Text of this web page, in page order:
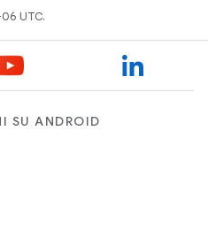
UTC.
SU ANDROID